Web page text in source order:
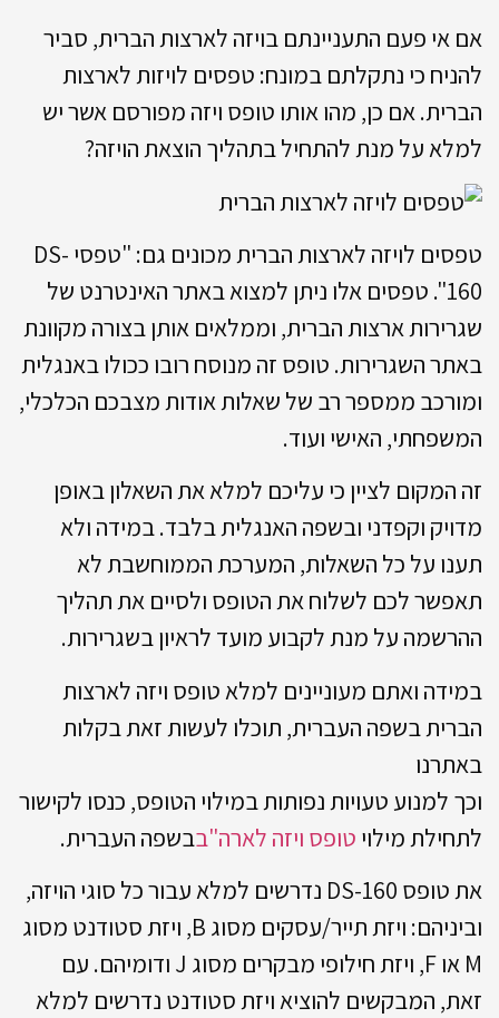
אם אי פעם התעניינתם בויזה לארצות הברית, סביר
להניח כי נתקלתם במונח: טפסים לויזות לארצות
הברית. אם כן, מהו אותו טופס ויזה מפורסם אשר יש
למלא על מנת להתחיל בתהליך הוצאת הויזה?
טפסים לויזה לארצות הברית מכונים גם: "טפסי DS-
160". טפסים אלו ניתן למצוא באתר האינטרנט של
שגרירות ארצות הברית, וממלאים אותן בצורה מקוונת
באתר השגרירות. טופס זה מנוסח רובו ככולו באנגלית
ומורכב ממספר רב של שאלות אודות מצבכם הכלכלי,
המשפחתי, האישי ועוד.
זה המקום לציין כי עליכם למלא את השאלון באופן
מדויק וקפדני ובשפה האנגלית בלבד. במידה ולא
תענו על כל השאלות, המערכת הממוחשבת לא
תאפשר לכם לשלוח את הטופס ולסיים את תהליך
ההרשמה על מנת לקבוע מועד לראיון בשגרירות.
במידה ואתם מעוניינים למלא טופס ויזה לארצות
הברית בשפה העברית, תוכלו לעשות זאת בקלות
באתרנו
וכך למנוע טעויות נפותות במילוי הטופס, כנסו לקישור
לתחילת מילוי טופס ויזה לארה"בבשפה העברית.
את טופס DS-160 נדרשים למלא עבור כל סוגי הויזה,
וביניהם: ויזת תייר/עסקים מסוג B, ויזת סטודנט מסוג
M או F, ויזת חילופי מבקרים מסוג J ודומיהם. עם
זאת, המבקשים להוציא ויזת סטודנט נדרשים למלא